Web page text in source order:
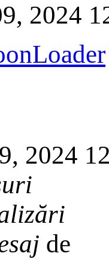
2024
2024
de